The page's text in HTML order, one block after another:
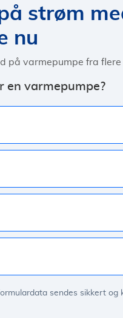
strøm
nu
på varmepumpe fra
en varmepumpe?
sendes sikkert og